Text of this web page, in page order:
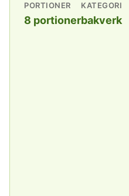
PORTIONER
8 portioner
KATEGORI
bakverk